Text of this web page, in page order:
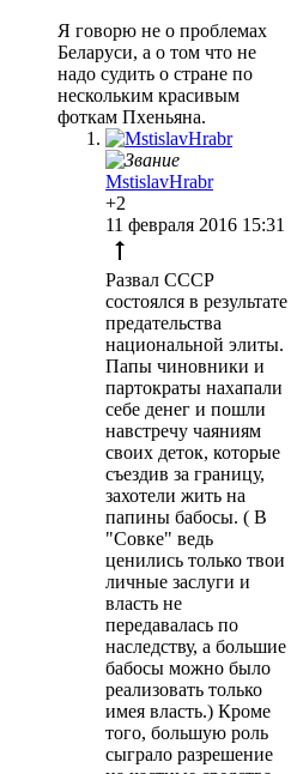
Я говорю не о проблемах
Беларуси, а о том что не
надо судить о стране по
нескольким красивым
фоткам Пхеньяна.
MstislavHrabr
+2
11 февраля 2016 15:31
Развал СССР
состоялся в результате
предательства
национальной элиты.
Папы чиновники и
партократы нахапали
себе денег и пошли
навстречу чаяниям
своих деток, которые
съездив за границу,
захотели жить на
папины бабосы. ( В
"Совке" ведь
ценились только твои
личные заслуги и
власть не
передавалась по
наследству, а большие
бабосы можно было
реализовать только
имея власть.) Кроме
того, большую роль
сыграло разрешение